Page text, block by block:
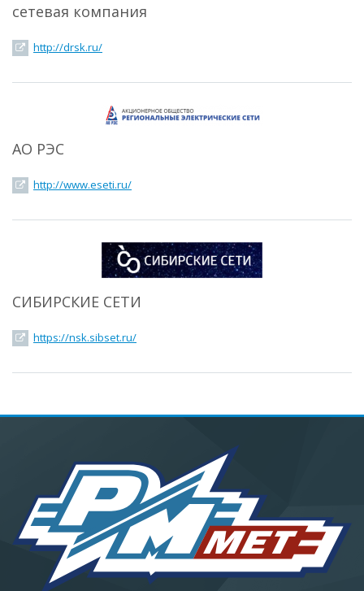
сетевая компания
http://drsk.ru/
АО РЭС
http://www.eseti.ru/
СИБИРСКИЕ СЕТИ
https://nsk.sibset.ru/